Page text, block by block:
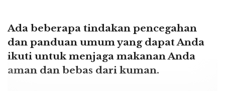
Ada beberapa tindakan pencegahan
dan panduan umum yang dapat Anda
ikuti untuk menjaga makanan Anda
aman dan bebas dari kuman.